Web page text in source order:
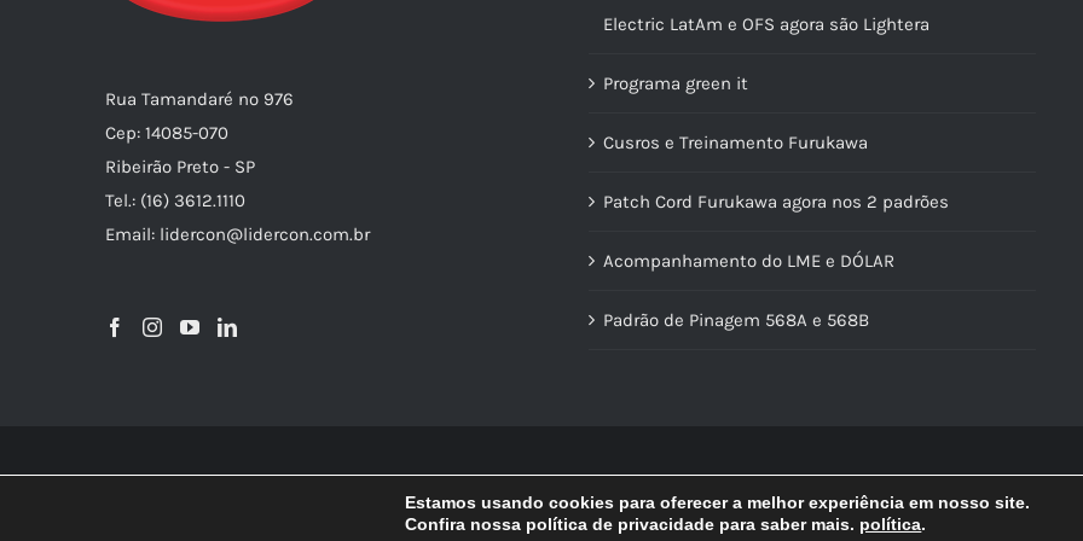
Rua Tamandaré nº 976
Cep: 14085-070
Ribeirão Preto - SP
Tel.: (16) 3612.1110
Email: lidercon@lidercon.com.br
Electric LatAm e OFS agora são Lightera
Programa green it
Cusros e Treinamento Furukawa
Patch Cord Furukawa agora nos 2 padrões
Acompanhamento do LME e DÓLAR
Padrão de Pinagem 568A e 568B
Estamos usando cookies para oferecer a melhor experiência em nosso site.
Confira nossa política de privacidade para saber mais. política.